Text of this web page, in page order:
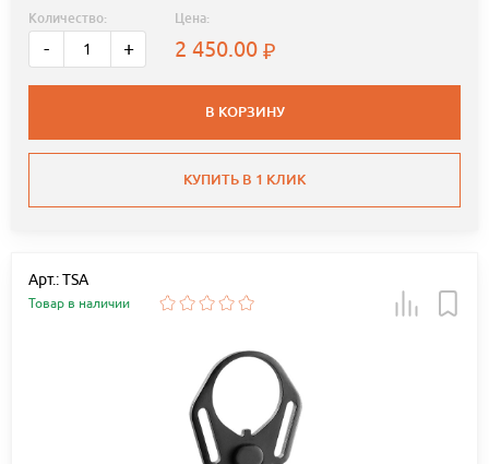
Количество:
- +
Цена:
2 450.00
В КОРЗИНУ
КУПИТЬ В 1 КЛИК
Арт.: TSA
Товар в наличии